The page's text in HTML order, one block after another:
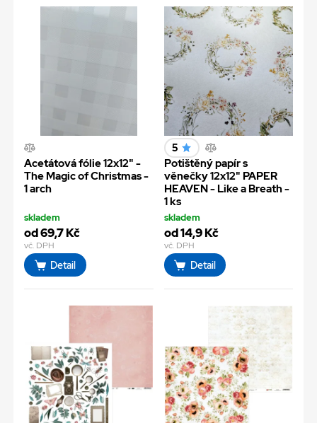
Acetátová fólie 12x12" -
The Magic of Christmas -
1 arch
skladem
od 69,7 Kč
vč. DPH
Detail
5
Potištěný papír s
věnečky 12x12" PAPER
HEAVEN - Like a Breath -
1 ks
skladem
od 14,9 Kč
vč. DPH
Detail